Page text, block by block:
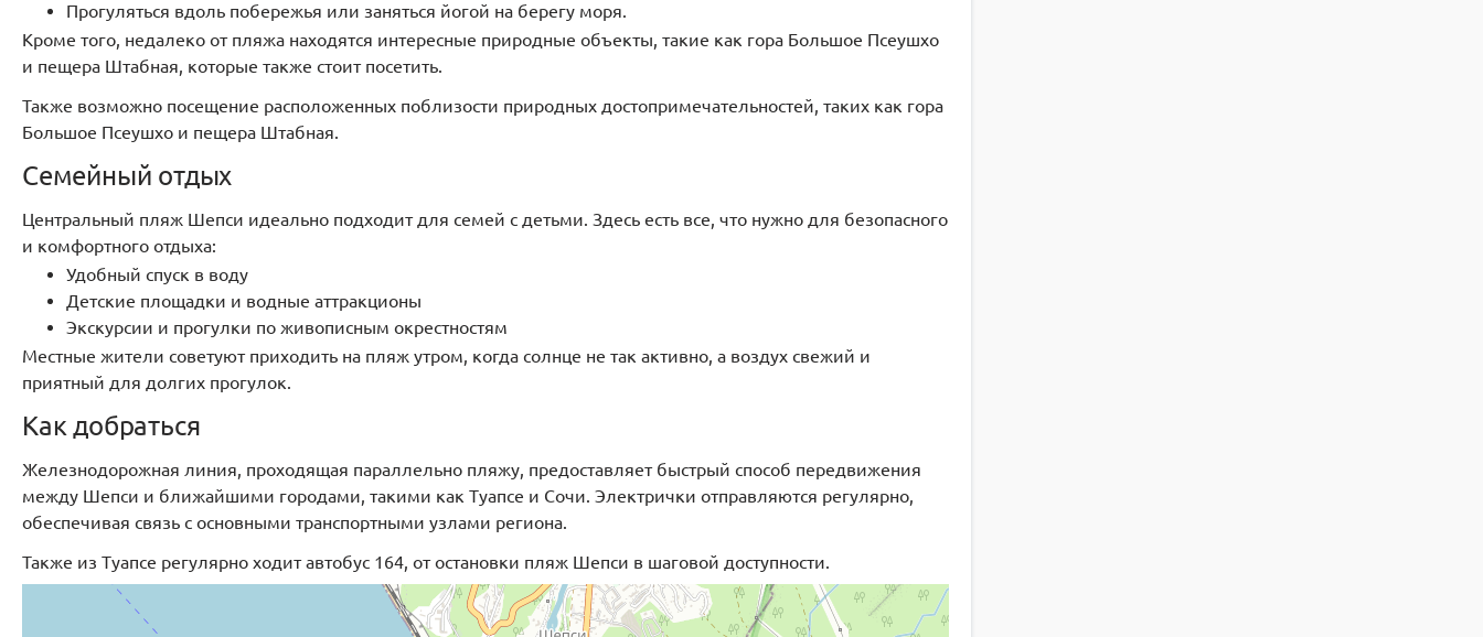
Прогуляться вдоль побережья или заняться йогой на берегу моря.
Кроме того, недалеко от пляжа находятся интересные природные объекты, такие как гора Большое Псеушхо
и пещера Штабная, которые также стоит посетить.
Также возможно посещение расположенных поблизости природных достопримечательностей, таких как гора
Большое Псеушхо и пещера Штабная.
Семейный отдых
Центральный пляж Шепси идеально подходит для семей с детьми. Здесь есть все, что нужно для безопасного
и комфортного отдыха:
Удобный спуск в воду
Детские площадки и водные аттракционы
Экскурсии и прогулки по живописным окрестностям
Местные жители советуют приходить на пляж утром, когда солнце не так активно, а воздух свежий и
приятный для долгих прогулок.
Как добраться
Железнодорожная линия, проходящая параллельно пляжу, предоставляет быстрый способ передвижения
между Шепси и ближайшими городами, такими как Туапсе и Сочи. Электрички отправляются регулярно,
обеспечивая связь с основными транспортными узлами региона.
Также из Туапсе регулярно ходит автобус 164, от остановки пляж Шепси в шаговой доступности.